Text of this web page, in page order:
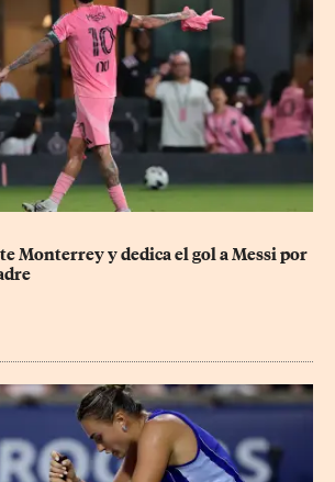
Monterrey y dedica el gol a Messi por